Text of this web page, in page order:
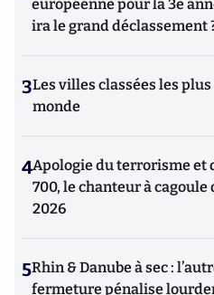
européenne pour la 3e
ira le grand déclassement
3Les villes classées les
monde
4Apologie du terrorisme et
700, le chanteur à cagoule
2026
5Rhin & Danube à sec :
fermeture pénalise